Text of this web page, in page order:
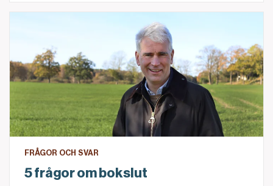
FRÅGOR OCH SVAR
5 frågor om bokslut